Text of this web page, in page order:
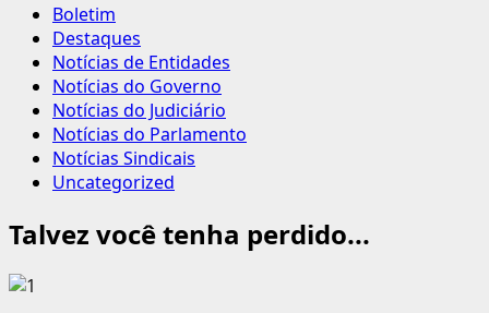
Boletim
Destaques
Notícias de Entidades
Notícias do Governo
Notícias do Judiciário
Notícias do Parlamento
Notícias Sindicais
Uncategorized
Talvez você tenha perdido...